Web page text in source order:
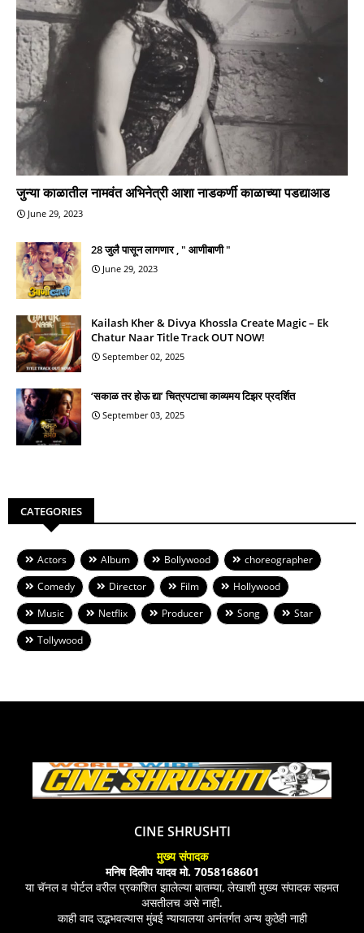
जुन्या काळातील नामवंत अभिनेत्री आशा नाडकर्णी काळाच्या पडद्याआड
June 29, 2023
28 जुलै पासून लागणार , " आणीबाणी "
June 29, 2023
Kailash Kher & Divya Khossla Create Magic – Ek
Chatur Naar Title Track OUT NOW!
September 02, 2025
‘सकाळ तर होऊ द्या’ चित्रपटाचा काव्यमय टिझर प्रदर्शित
September 03, 2025
CATEGORIES
Actors Album Bollywood
choreographer
Comedy
Director Film
Hollywood
Music
Netflix Producer Song
Star
Tollywood
CINE SHRUSHTI
मुख्य संपादक
मनिष दिलीप यादव मो. 7058168601
या चॅनल व पोर्टल वरील प्रकाशित झालेल्या बातम्या, लेखाशी मुख्य संपादक सहमत
असतीलच असे नाही.
काही वाद उद्भभवल्यास मुंबई न्यायालया अनंतर्गत अन्य कुठेही नाही